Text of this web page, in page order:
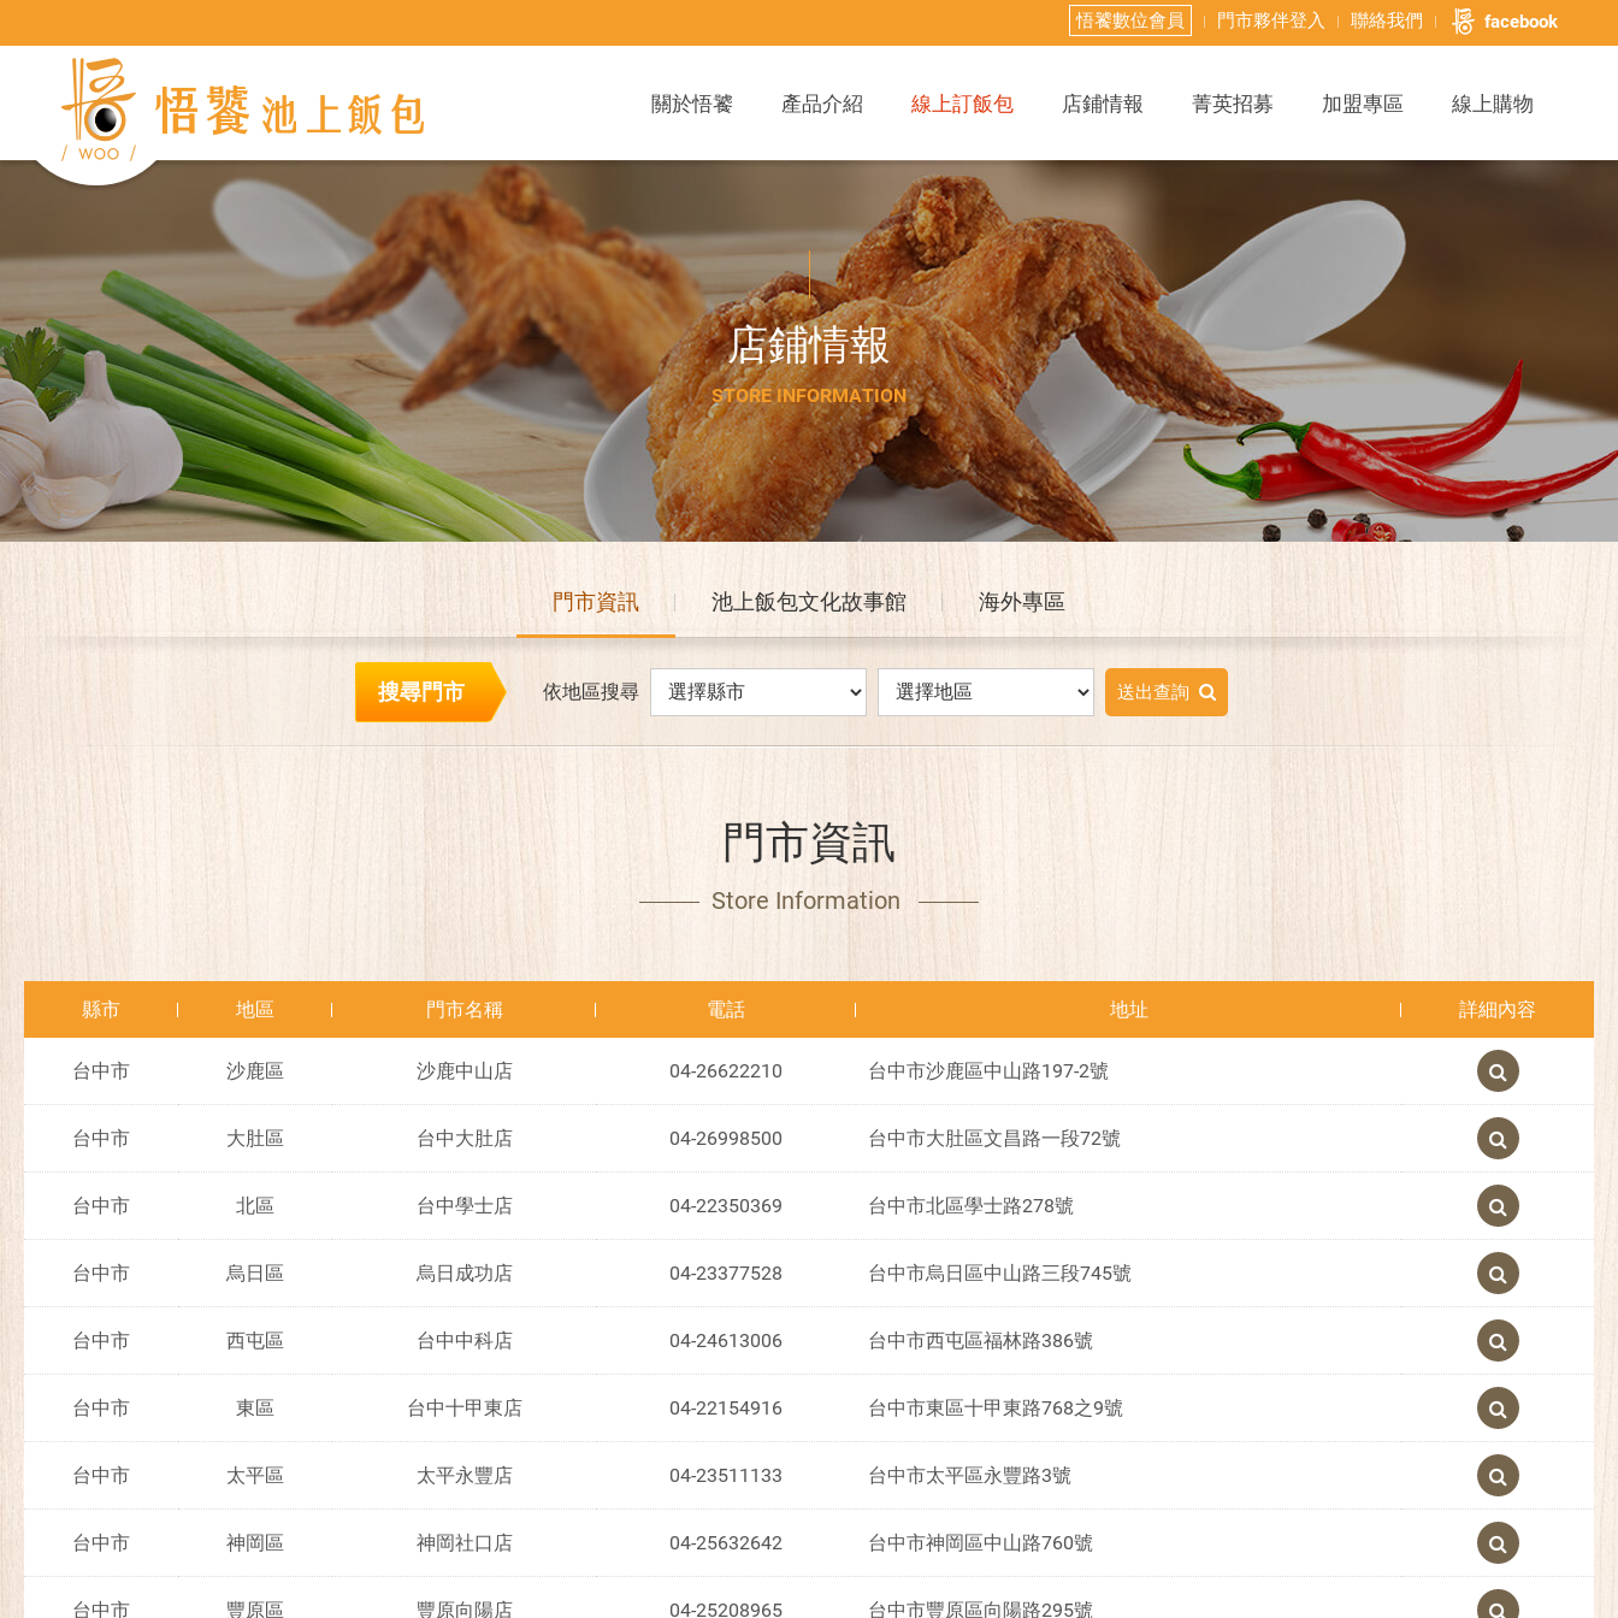
悟饕數位會員 門市夥伴登入 聯絡我們 facebook
關於悟饕 產品介紹 線上訂飯包 店鋪情報 菁英招募 加盟專區 線上購物
店鋪情報
STORE INFORMATION
門市資訊 池上飯包文化故事館 海外專區
搜尋門市 依地區搜尋 送出查詢
門市資訊
Store Information
縣市 地區 門市名稱 電話 地址 詳細內容
台中市 沙鹿區 沙鹿中山店 04-26622210 台中市沙鹿區中山路197-2號
台中市 大肚區 台中大肚店 04-26998500 台中市大肚區文昌路一段72號
台中市 北區 台中學士店 04-22350369 台中市北區學士路278號
台中市 烏日區 烏日成功店 04-23377528 台中市烏日區中山路三段745號
台中市 西屯區 台中中科店 04-24613006 台中市西屯區福林路386號
台中市 東區 台中十甲東店 04-22154916 台中市東區十甲東路768之9號
台中市 太平區 太平永豐店 04-23511133 台中市太平區永豐路3號
台中市 神岡區 神岡社口店 04-25632642 台中市神岡區中山路760號
台中市 豐原區 豐原向陽店 04-25208965 台中市豐原區向陽路295號